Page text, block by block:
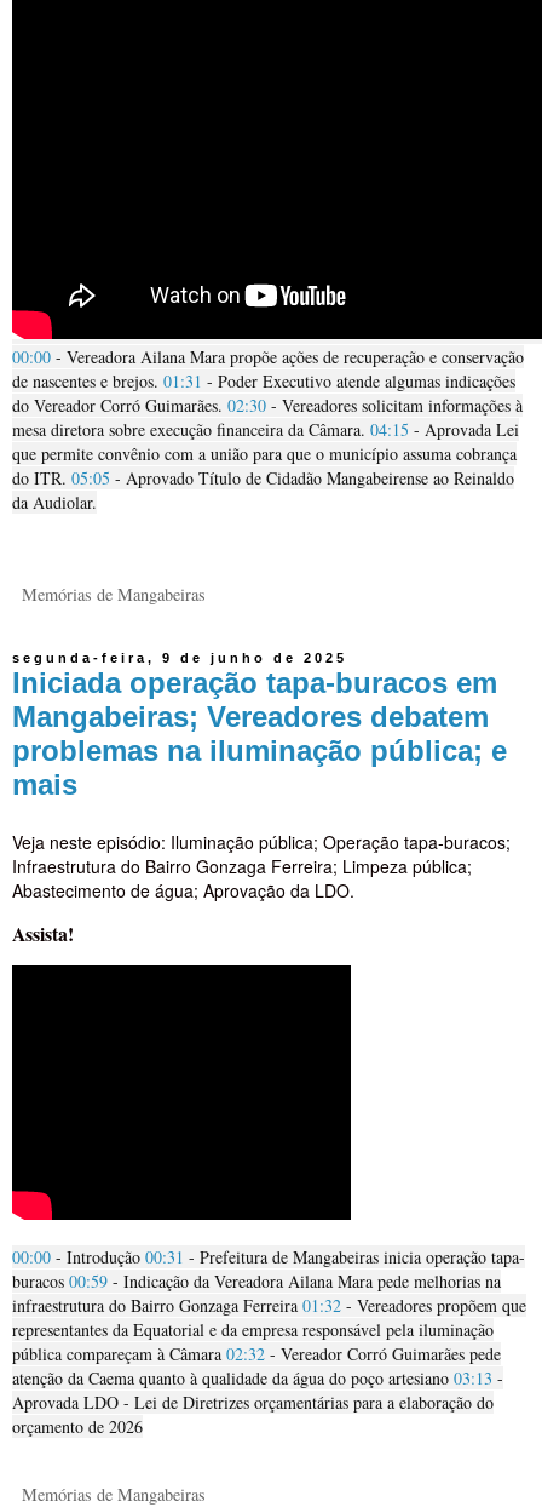
00:00 - Vereadora Ailana Mara propõe ações de recuperação e conservação
de nascentes e brejos. 01:31 - Poder Executivo atende algumas indicações
do Vereador Corró Guimarães. 02:30 - Vereadores solicitam informações à
mesa diretora sobre execução financeira da Câmara. 04:15 - Aprovada Lei
que permite convênio com a união para que o município assuma cobrança
do ITR. 05:05 - Aprovado Título de Cidadão Mangabeirense ao Reinaldo
da Audiolar.
Memórias de Mangabeiras
segunda-feira, 9 de junho de 2025
Iniciada operação tapa-buracos em
Mangabeiras; Vereadores debatem
problemas na iluminação pública; e
mais
Veja neste episódio: Iluminação pública; Operação tapa-buracos;
Infraestrutura do Bairro Gonzaga Ferreira; Limpeza pública;
Abastecimento de água; Aprovação da LDO.
Assista!
00:00 - Introdução 00:31 - Prefeitura de Mangabeiras inicia operação tapa-
buracos 00:59 - Indicação da Vereadora Ailana Mara pede melhorias na
infraestrutura do Bairro Gonzaga Ferreira 01:32 - Vereadores propõem que
representantes da Equatorial e da empresa responsável pela iluminação
pública compareçam à Câmara 02:32 - Vereador Corró Guimarães pede
atenção da Caema quanto à qualidade da água do poço artesiano 03:13 -
Aprovada LDO - Lei de Diretrizes orçamentárias para a elaboração do
orçamento de 2026
Memórias de Mangabeiras